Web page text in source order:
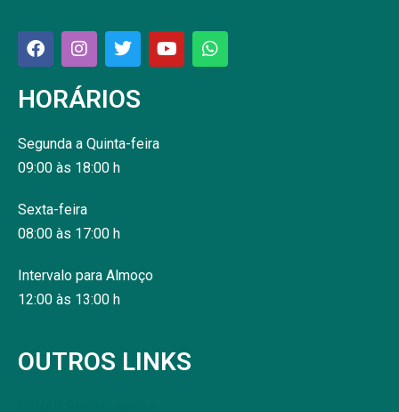
HORÁRIOS
Segunda a Quinta-feira
09:00 às 18:00 h
Sexta-feira
08:00 às 17:00 h
Intervalo para Almoço
12:00 às 13:00 h
OUTROS LINKS